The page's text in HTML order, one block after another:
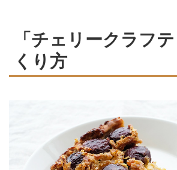
「チェリークラフ
くり方